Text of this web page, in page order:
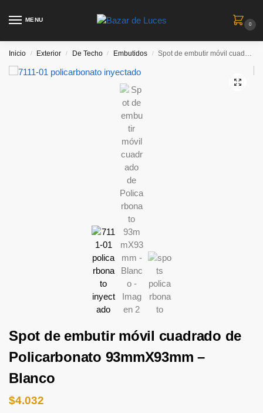
MENU
0
Inicio / Exterior / De Techo / Embutidos / Spot de embutir móvil cuadrado de Policarbonato 93mmX93mm – Blanco
Spot de embutir móvil cuadrado de
Policarbonato 93mmX93mm –
Blanco
$4.032